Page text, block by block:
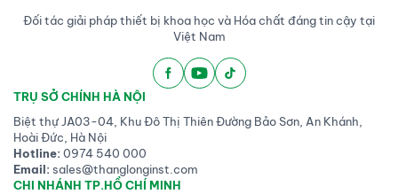
chỉnh tỷ lệ polyme và
chúng tôi tối ưu hóa quá
trình ngưng tụ và hình
suất hơi tăng, các
khoảng trống được lấp
Đối tác giải pháp thiết bị khoa học và Hóa chất đáng tin cậy tại
Việt Nam
TRỤ SỞ CHÍNH HÀ NỘI
Biệt thự JA03-04, Khu Đô Thị Thiên Đường Bảo Sơn, An Khánh,
Hoài Đức, Hà Nội
Hotline:0974 540 000
Email:sales@thanglonginst.com
CHI NHÁNH TP.HỒ CHÍ MINH